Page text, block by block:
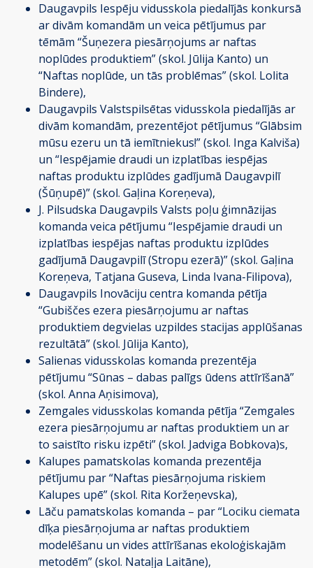
Daugavpils Iespēju vidusskola piedalījās konkursā
ar divām komandām un veica pētījumus par
tēmām “Šuņezera piesārņojums ar naftas
noplūdes produktiem” (skol. Jūlija Kanto) un
“Naftas noplūde, un tās problēmas” (skol. Lolita
Bindere),
Daugavpils Valstspilsētas vidusskola piedalījās ar
divām komandām, prezentējot pētījumus “Glābsim
mūsu ezeru un tā iemītniekus!” (skol. Inga Kalviša)
un “Iespējamie draudi un izplatības iespējas
naftas produktu izplūdes gadījumā Daugavpilī
(Šūņupē)” (skol. Gaļina Koreņeva),
J. Pilsudska Daugavpils Valsts poļu ģimnāzijas
komanda veica pētījumu “Iespējamie draudi un
izplatības iespējas naftas produktu izplūdes
gadījumā Daugavpilī (Stropu ezerā)” (skol. Gaļina
Koreņeva, Tatjana Guseva, Linda Ivana-Filipova),
Daugavpils Inovāciju centra komanda pētīja
“Gubiščes ezera piesārņojumu ar naftas
produktiem degvielas uzpildes stacijas applūšanas
rezultātā” (skol. Jūlija Kanto),
Salienas vidusskolas komanda prezentēja
pētījumu “Sūnas – dabas palīgs ūdens attīrīšanā”
(skol. Anna Aņisimova),
Zemgales vidusskolas komanda pētīja “Zemgales
ezera piesārņojumu ar naftas produktiem un ar
to saistīto risku izpēti” (skol. Jadviga Bobkova)s,
Kalupes pamatskolas komanda prezentēja
pētījumu par “Naftas piesārņojuma riskiem
Kalupes upē” (skol. Rita Koržeņevska),
Lāču pamatskolas komanda – par “Lociku ciemata
dīķa piesārņojuma ar naftas produktiem
modelēšanu un vides attīrīšanas ekoloģiskajām
metodēm” (skol. Nataļja Laitāne),